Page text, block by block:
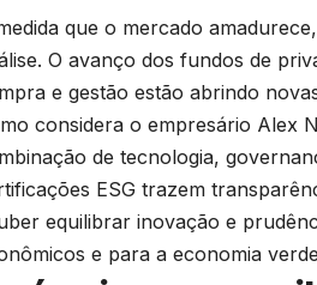
que o mercado
O avanço dos fundos de
e gestão estão abrindo
considera o empresário Alex
de tecnologia,
ESG trazem
equilibrar inovação e
e para a economia